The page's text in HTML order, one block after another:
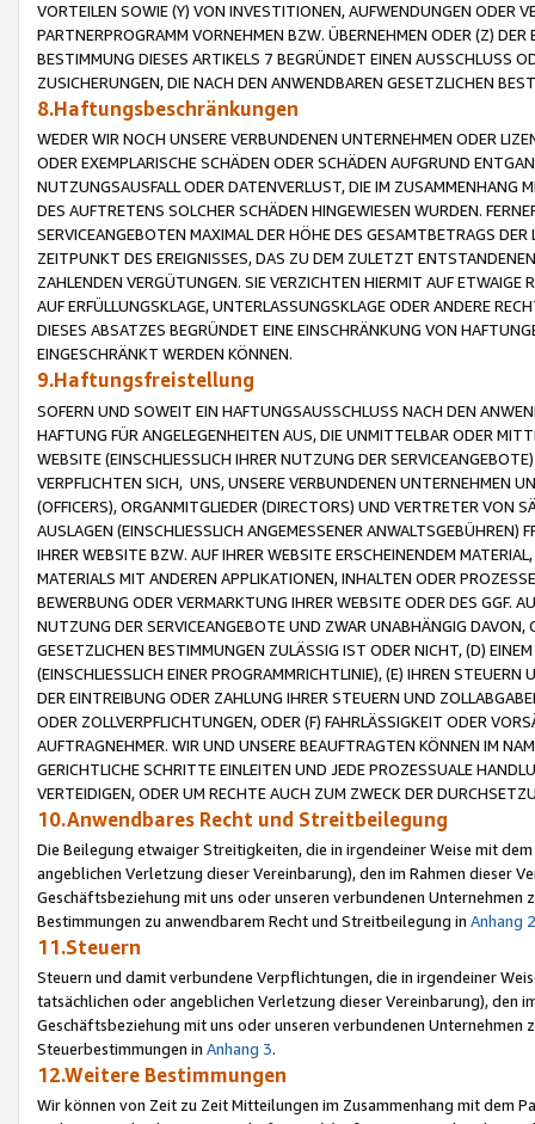
VORTEILEN SOWIE (Y) VON INVESTITIONEN, AUFWENDUNGEN ODER
PARTNERPROGRAMM VORNEHMEN BZW. ÜBERNEHMEN ODER (Z)
BESTIMMUNG DIESES ARTIKELS 7 BEGRÜNDET EINEN AUSSCHLUSS
ZUSICHERUNGEN, DIE NACH DEN ANWENDBAREN GESETZLICHEN
8.Haftungsbeschränkungen
WEDER WIR NOCH UNSERE VERBUNDENEN UNTERNEHMEN ODER
ODER EXEMPLARISCHE SCHÄDEN ODER SCHÄDEN AUFGRUND
NUTZUNGSAUSFALL ODER DATENVERLUST, DIE IM ZUSAMMENHANG
DES AUFTRETENS SOLCHER SCHÄDEN HINGEWIESEN WURDEN.
SERVICEANGEBOTEN MAXIMAL DER HÖHE DES GESAMTBETRAGS
ZEITPUNKT DES EREIGNISSES, DAS ZU DEM ZULETZT
ZAHLENDEN VERGÜTUNGEN. SIE VERZICHTEN HIERMIT AUF
AUF ERFÜLLUNGSKLAGE, UNTERLASSUNGSKLAGE ODER ANDERE
DIESES ABSATZES BEGRÜNDET EINE EINSCHRÄNKUNG VON
EINGESCHRÄNKT WERDEN KÖNNEN.
9.Haftungsfreistellung
SOFERN UND SOWEIT EIN HAFTUNGSAUSSCHLUSS NACH DEN
HAFTUNG FÜR ANGELEGENHEITEN AUS, DIE UNMITTELBAR ODER
WEBSITE (EINSCHLIESSLICH IHRER NUTZUNG DER
VERPFLICHTEN SICH, UNS, UNSERE VERBUNDENEN UNTERNEHMEN
(OFFICERS), ORGANMITGLIEDER (DIRECTORS) UND VERTRETER VON
AUSLAGEN (EINSCHLIESSLICH ANGEMESSENER
IHRER WEBSITE BZW. AUF IHRER WEBSITE ERSCHEINENDEM
MATERIALS MIT ANDEREN APPLIKATIONEN, INHALTEN ODER
BEWERBUNG ODER VERMARKTUNG IHRER WEBSITE ODER DES GGF.
NUTZUNG DER SERVICEANGEBOTE UND ZWAR UNABHÄNGIG
GESETZLICHEN BESTIMMUNGEN ZULÄSSIG IST ODER NICHT, (D)
(EINSCHLIESSLICH EINER PROGRAMMRICHTLINIE), (E) IHREN
DER EINTREIBUNG ODER ZAHLUNG IHRER STEUERN UND
ODER ZOLLVERPFLICHTUNGEN, ODER (F) FAHRLÄSSIGKEIT ODER
AUFTRAGNEHMER. WIR UND UNSERE BEAUFTRAGTEN KÖNNEN IM
GERICHTLICHE SCHRITTE EINLEITEN UND JEDE PROZESSUALE
VERTEIDIGEN, ODER UM RECHTE AUCH ZUM ZWECK DER
10.Anwendbares Recht und Streitbeilegung
Die Beilegung etwaiger Streitigkeiten, die in irgendeiner Weise mit
angeblichen Verletzung dieser Vereinbarung), den im Rahmen dieser
Geschäftsbeziehung mit uns oder unseren verbundenen
Bestimmungen zu anwendbarem Recht und Streitbeilegung in Anhang 2
11.Steuern
Steuern und damit verbundene Verpflichtungen, die in irgendeiner
tatsächlichen oder angeblichen Verletzung dieser Vereinbarung), den
Geschäftsbeziehung mit uns oder unseren verbundenen
Steuerbestimmungen in Anhang 3.
12.Weitere Bestimmungen
Wir können von Zeit zu Zeit Mitteilungen im Zusammenhang mit dem